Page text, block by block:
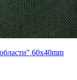
60x40mm